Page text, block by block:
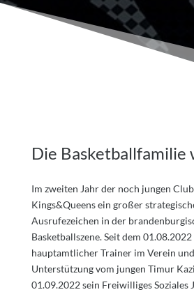
Die Basketballfamilie
Im zweiten Jahr der noch jungen
Kings&Queens ein großer
Ausrufezeichen in der
Basketballszene. Seit dem
hauptamtlicher Trainer im Verein
Unterstützung vom jungen Timur
01.09.2022 sein Freiwilliges Soziales